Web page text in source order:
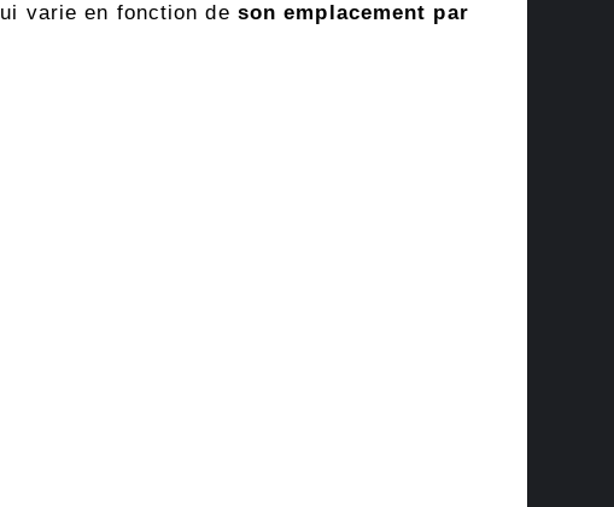
varie en fonction de son emplacement par